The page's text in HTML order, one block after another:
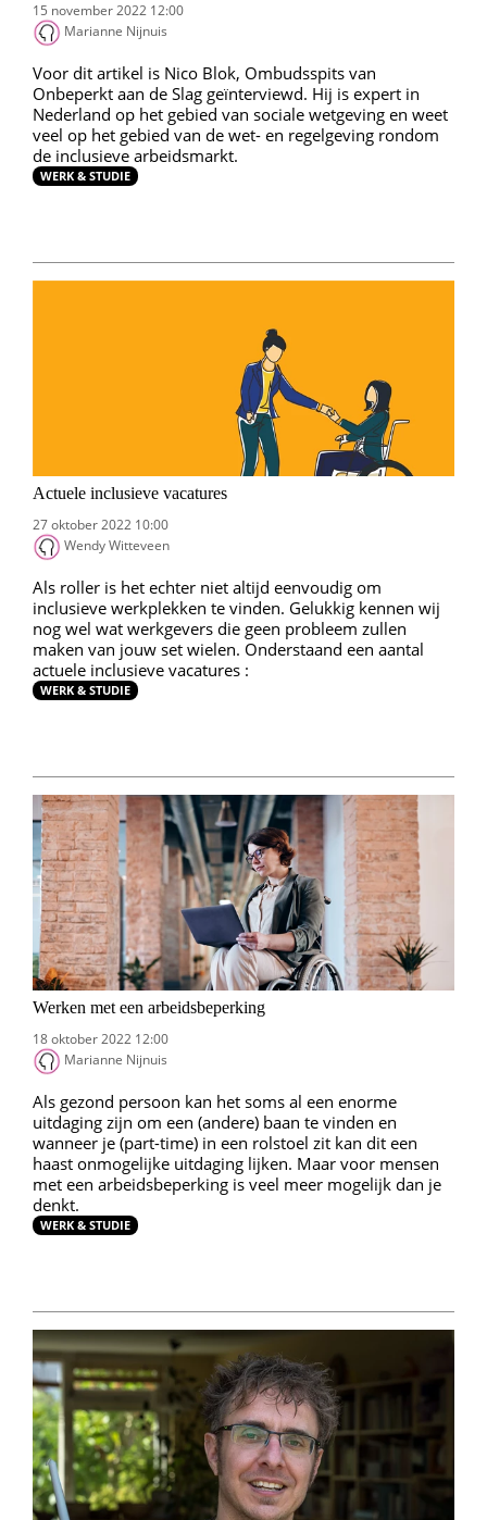
15 november 2022 12:00
Marianne Nijnuis
Voor dit artikel is Nico Blok, Ombudsspits van
Onbeperkt aan de Slag geïnterviewd. Hij is expert in
Nederland op het gebied van sociale wetgeving en weet
veel op het gebied van de wet- en regelgeving rondom
de inclusieve arbeidsmarkt.
WERK & STUDIE
Actuele inclusieve vacatures
27 oktober 2022 10:00
Wendy Witteveen
Als roller is het echter niet altijd eenvoudig om
inclusieve werkplekken te vinden. Gelukkig kennen wij
nog wel wat werkgevers die geen probleem zullen
maken van jouw set wielen. Onderstaand een aantal
actuele inclusieve vacatures :
WERK & STUDIE
Werken met een arbeidsbeperking
18 oktober 2022 12:00
Marianne Nijnuis
Als gezond persoon kan het soms al een enorme
uitdaging zijn om een (andere) baan te vinden en
wanneer je (part-time) in een rolstoel zit kan dit een
haast onmogelijke uitdaging lijken. Maar voor mensen
met een arbeidsbeperking is veel meer mogelijk dan je
denkt.
WERK & STUDIE